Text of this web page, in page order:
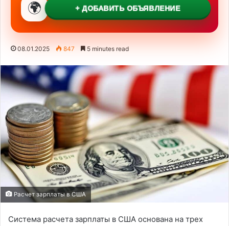
🌍 + ДОБАВИТЬ ОБЪЯВЛЕНИЕ
08.01.2025 847 5 minutes read
Расчет зарплаты в США
Система расчета зарплаты в США основана на трех